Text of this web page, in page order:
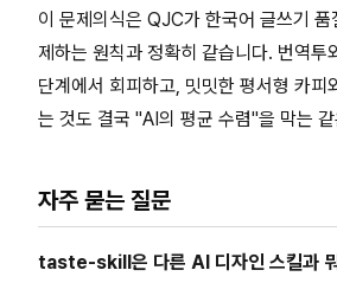
이 문제의식은 QJC가 한국어 글쓰기
제하는 원칙과 정확히 같습니다. 번역투
단계에서 회피하고, 밋밋한 평서형 카피
는 것도 결국 "AI의 평균 수렴"을 막는
자주 묻는 질문
taste-skill은 다른 AI 디자인 스킬과